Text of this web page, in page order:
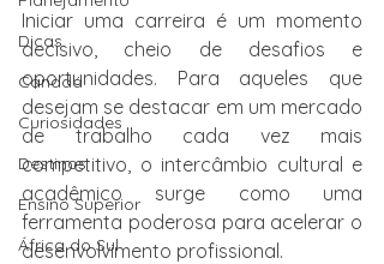
Dicas
Canadá
Curiosidades
Destinos
Ensino Superior
África do Sul
Iniciar uma carreira é um momento
decisivo, cheio de desafios e
oportunidades. Para aqueles que
desejam se destacar em um mercado
de trabalho cada vez mais
competitivo, o intercâmbio cultural e
acadêmico surge como uma
ferramenta poderosa para acelerar o
desenvolvimento profissional.